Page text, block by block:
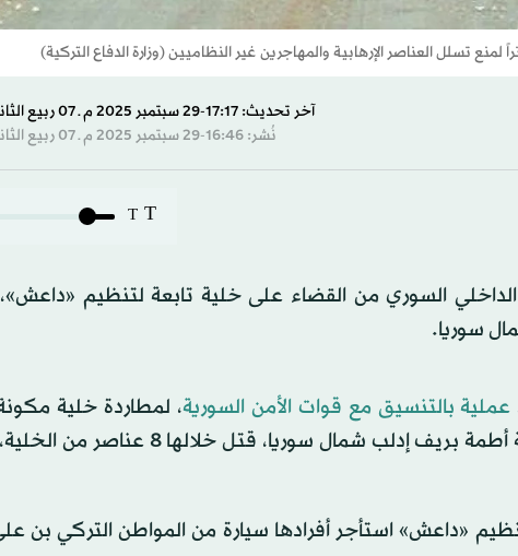
آخر تحديث: 17:17-29 سبتمبر 2025 م ـ 07 ربيع الثاني 1447 هـ
نُشر: 16:46-29 سبتمبر 2025 م ـ 07 ربيع الثاني 1447 هـ
T
T
السوري من القضاء على خلية تابعة لتنظيم
سوريا.
عملية بالتنسيق مع قوات الأمن السورية
شخصاً ينتمون إلى تنظيم «داعش» الإرهابي، في مدينة أطمة بريف إدلب شمال
من 14 فرداً، تتبنى فكر تنظيم «داعش» استأجر أفرادها سيارة من المواطن التركي